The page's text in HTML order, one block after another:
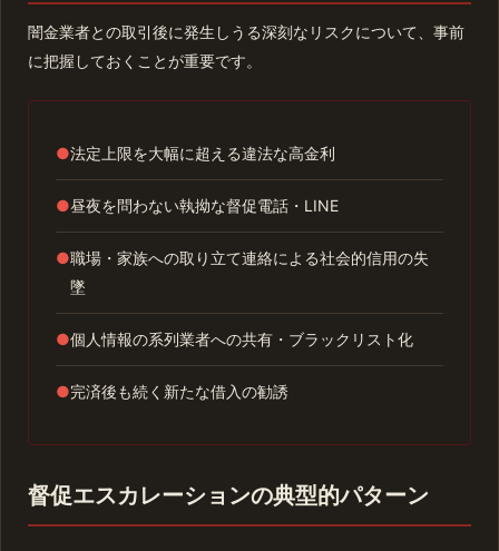
闇金業者との取引後に発生しうる深刻なリスクについて、事前
に把握しておくことが重要です。
●法定上限を大幅に超える違法な高金利
●昼夜を問わない執拗な督促電話・LINE
●職場・家族への取り立て連絡による社会的信用の失
墜
●個人情報の系列業者への共有・ブラックリスト化
●完済後も続く新たな借入の勧誘
督促エスカレーションの典型的パターン